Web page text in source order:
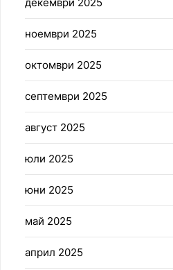
ноември 2025
октомври 2025
септември 2025
август 2025
юли 2025
юни 2025
май 2025
април 2025